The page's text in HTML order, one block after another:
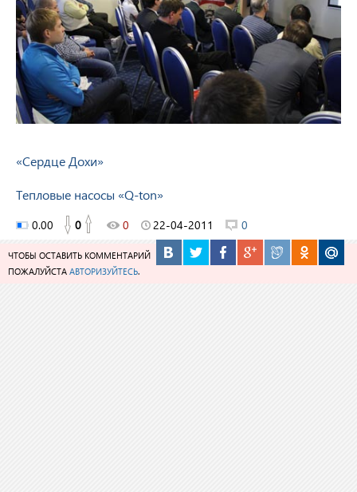
«Сердце Дохи»
Тепловые насосы «Q-ton»
0.00 0 0 22-04-2011 0
ЧТОБЫ ОСТАВИТЬ КОММЕНТАРИЙ
ПОЖАЛУЙСТА АВТОРИЗУЙТЕСЬ.